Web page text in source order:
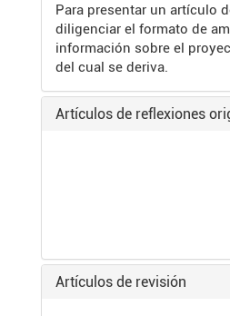
Para presentar un artículo
diligenciar el formato de
información sobre el
del cual se deriva.
Artículos de reflexiones
Artículos de revisión